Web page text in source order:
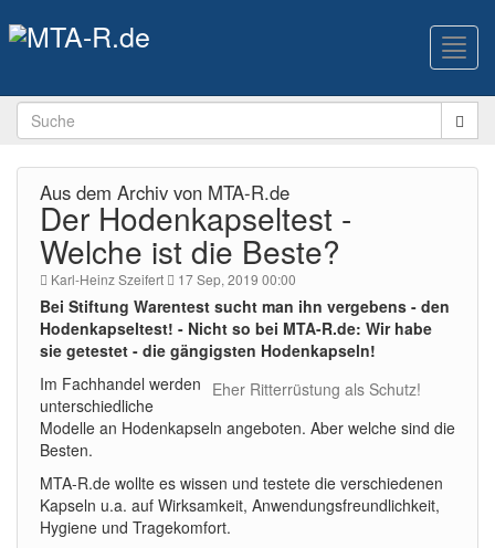
Aus dem Archiv von MTA-R.de
Der Hodenkapseltest -
Welche ist die Beste?
Karl-Heinz Szeifert 17 Sep, 2019 00:00
Bei Stiftung Warentest sucht man ihn vergebens - den
Hodenkapseltest! - Nicht so bei MTA-R.de: Wir habe
sie getestet - die gängigsten Hodenkapseln!
Eher Ritterrüstung als Schutz!
Im Fachhandel werden
unterschiedliche
Modelle an Hodenkapseln angeboten. Aber welche sind die
Besten.
MTA-R.de wollte es wissen und testete die verschiedenen
Kapseln u.a. auf Wirksamkeit, Anwendungsfreundlichkeit,
Hygiene und Tragekomfort.